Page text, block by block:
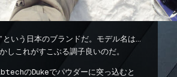
という日本のブランドだ。モデル名は…
しこれがすこぶる調子良いのだ。
のDukeでパウダーに突っ込むと